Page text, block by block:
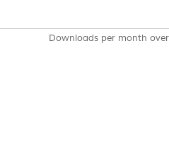
Downloads per month